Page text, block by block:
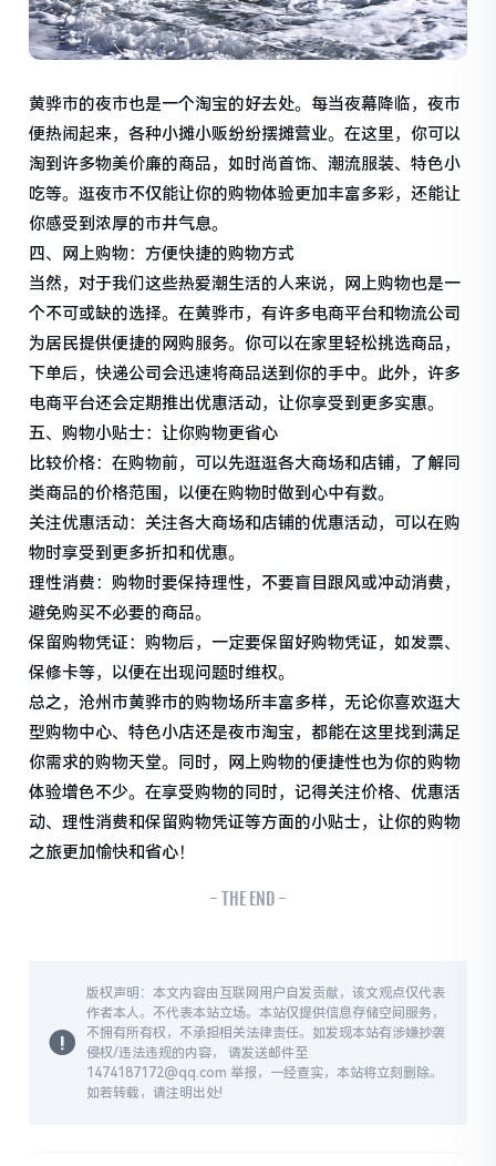
黄骅市的夜市也是一个淘宝的好去处。每当夜幕降临，夜市
便热闹起来，各种小摊小贩纷纷摆摊营业。在这里，你可以
淘到许多物美价廉的商品，如时尚首饰、潮流服装、特色小
吃等。逛夜市不仅能让你的购物体验更加丰富多彩，还能让
你感受到浓厚的市井气息。
四、网上购物：方便快捷的购物方式
当然，对于我们这些热爱潮生活的人来说，网上购物也是一
个不可或缺的选择。在黄骅市，有许多电商平台和物流公司
为居民提供便捷的网购服务。你可以在家里轻松挑选商品，
下单后，快递公司会迅速将商品送到你的手中。此外，许多
电商平台还会定期推出优惠活动，让你享受到更多实惠。
五、购物小贴士：让你购物更省心
比较价格：在购物前，可以先逛逛各大商场和店铺，了解同
类商品的价格范围，以便在购物时做到心中有数。
关注优惠活动：关注各大商场和店铺的优惠活动，可以在购
物时享受到更多折扣和优惠。
理性消费：购物时要保持理性，不要盲目跟风或冲动消费，
避免购买不必要的商品。
保留购物凭证：购物后，一定要保留好购物凭证，如发票、
保修卡等，以便在出现问题时维权。
总之，沧州市黄骅市的购物场所丰富多样，无论你喜欢逛大
型购物中心、特色小店还是夜市淘宝，都能在这里找到满足
你需求的购物天堂。同时，网上购物的便捷性也为你的购物
体验增色不少。在享受购物的同时，记得关注价格、优惠活
动、理性消费和保留购物凭证等方面的小贴士，让你的购物
之旅更加愉快和省心！
- THE END -
版权声明：本文内容由互联网用户自发贡献，该文观点仅代表
作者本人。不代表本站立场。本站仅提供信息存储空间服务，
不拥有所有权，不承担相关法律责任。如发现本站有涉嫌抄袭
侵权/违法违规的内容， 请发送邮件至
1474187172@qq.com 举报，一经查实，本站将立刻删除。
如若转载，请注明出处!